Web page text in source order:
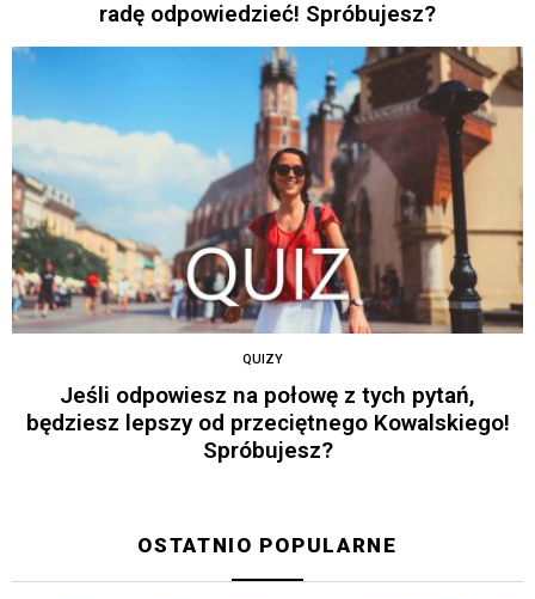
radę odpowiedzieć! Spróbujesz?
QUIZY
Jeśli odpowiesz na połowę z tych pytań,
będziesz lepszy od przeciętnego Kowalskiego!
Spróbujesz?
OSTATNIO POPULARNE